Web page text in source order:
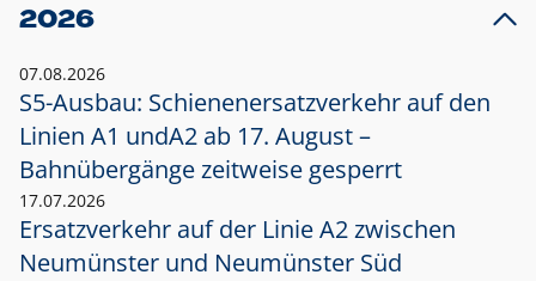
2026
07.08.2026
S5-Ausbau: Schienenersatzverkehr auf den
Linien A1 undA2 ab 17. August –
Bahnübergänge zeitweise gesperrt
17.07.2026
Ersatzverkehr auf der Linie A2 zwischen
Neumünster und Neumünster Süd